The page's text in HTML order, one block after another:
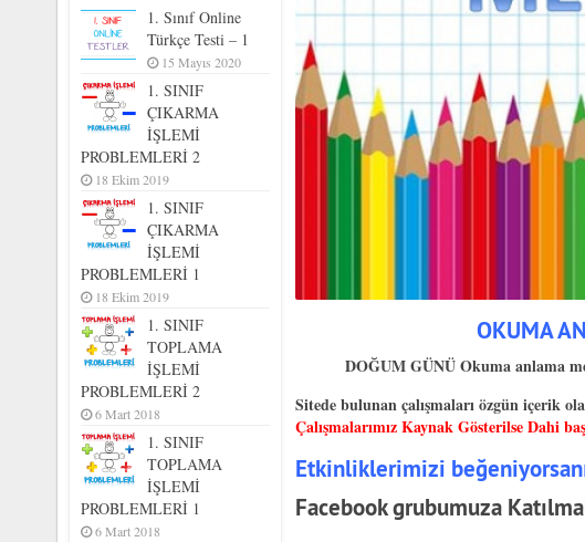
OKUMA
DOĞUM GÜNÜ Okuma anlama
Sitede bulunan çalışmaları özgün içerik
Çalışmalarımız Kaynak Gösterilse Dahi
Etkinliklerimizi
Facebook grubumuza
1. Sınıf Online
Türkçe Testi – 1
15 Mayıs 2020
1. SINIF
ÇIKARMA
İŞLEMİ
PROBLEMLERİ 2
18 Ekim 2019
1. SINIF
ÇIKARMA
İŞLEMİ
PROBLEMLERİ 1
18 Ekim 2019
1. SINIF
TOPLAMA
İŞLEMİ
PROBLEMLERİ 2
6 Mart 2018
1. SINIF
TOPLAMA
İŞLEMİ
PROBLEMLERİ 1
6 Mart 2018